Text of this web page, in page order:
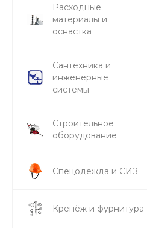
Расходные
материалы и
оснастка
Сантехника и
инженерные
системы
Строительное
оборудование
Спецодежда и СИЗ
Крепёж и фурнитура